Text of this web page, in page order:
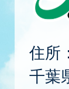
住所
千葉